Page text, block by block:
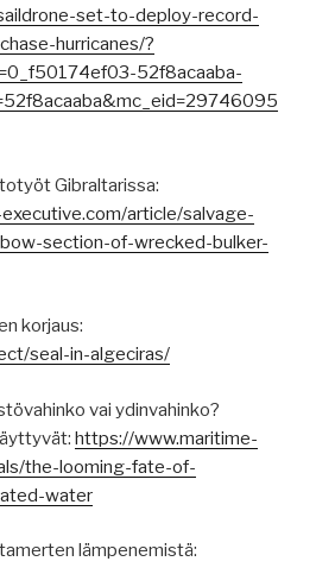
set-to-deploy-record-
hurricanes/?
52f8acaaba-
Gibraltarissa:
article/salvage-
section-of-wrecked-bulker-
korjaus:
seal-in-algeciras/
vai ydinvahinko?
https://www.maritime-
the-looming-fate-of-
water
lämpenemistä: